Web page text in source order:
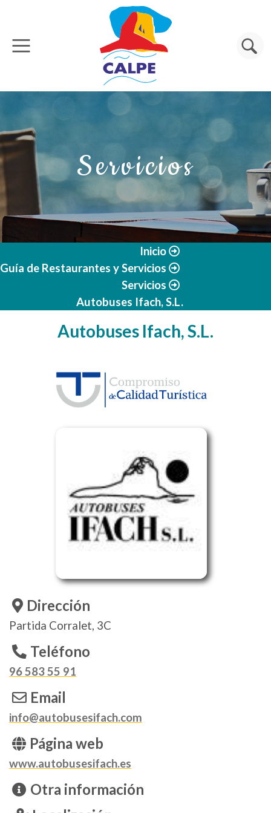
Pasar al contenido principal
Buscar
Servicios
Inicio
Guía de Restaurantes y Servicios
Servicios
Autobuses Ifach, S.L.
Autobuses Ifach, S.L.
Dirección
Partida Corralet, 3C
Teléfono
96 583 55 91
Email
info@autobusesifach.com
Página web
www.autobusesifach.es
Otra información